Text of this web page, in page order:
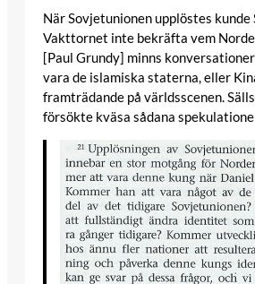
När Sovjetunionen upplöstes kunde
Vakttornet inte bekräfta vem
[Paul Grundy] minns
vara de islamiska staterna, eller
framträdande på världsscenen.
försökte kväsa sådana